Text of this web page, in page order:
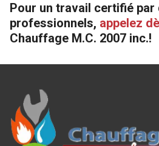
Pour un travail certifié par
professionnels, appelez
Chauffage M.C. 2007 inc.!